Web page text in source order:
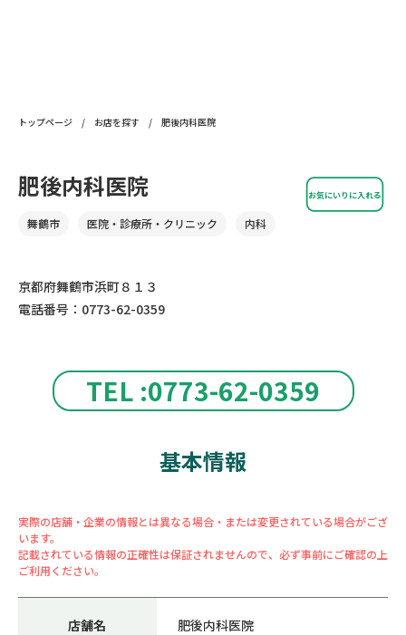
トップページ / お店を探す / 肥後内科医院
TEL :0773-62-0359
お気にいりに入れる
肥後内科医院
舞鶴市 医院・診療所・クリニック 内科
京都府舞鶴市浜町８１３
電話番号：0773-62-0359
基本情報
実際の店舗・企業の情報とは異なる場合・または変更されている場合がござ
います。
記載されている情報の正確性は保証されませんので、必ず事前にご確認の上
ご利用ください。
店舗名 肥後内科医院